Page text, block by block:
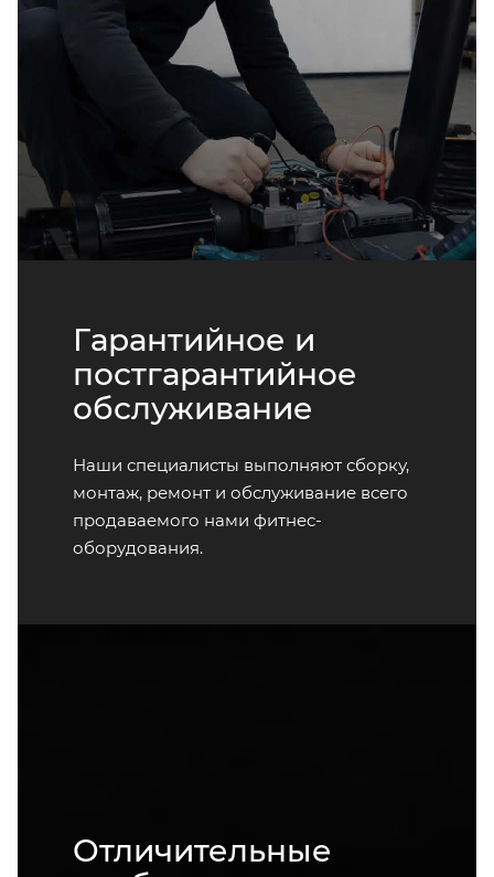
Гарантийное и
постгарантийное
обслуживание
Наши специалисты выполняют сборку,
монтаж, ремонт и обслуживание всего
продаваемого нами фитнес-
оборудования.
Отличительные